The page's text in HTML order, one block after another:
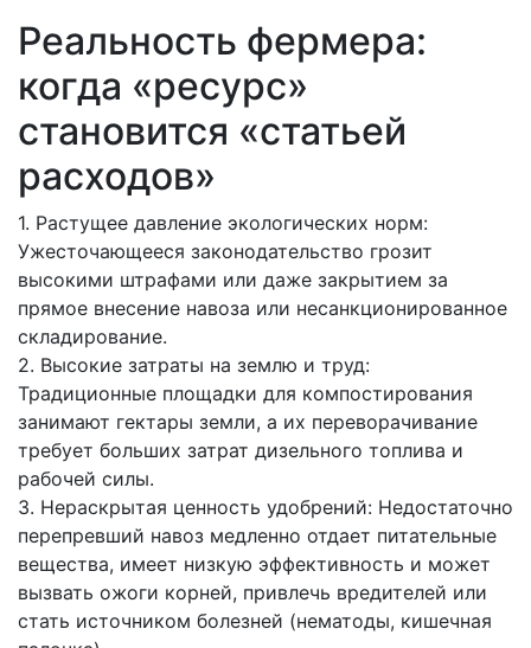
Реальность фермера:
когда «ресурс»
становится «статьей
расходов»
1. Растущее давление экологических норм:
Ужесточающееся законодательство грозит
высокими штрафами или даже закрытием за
прямое внесение навоза или несанкционированное
складирование.
2. Высокие затраты на землю и труд:
Традиционные площадки для компостирования
занимают гектары земли, а их переворачивание
требует больших затрат дизельного топлива и
рабочей силы.
3. Нераскрытая ценность удобрений: Недостаточно
перепревший навоз медленно отдает питательные
вещества, имеет низкую эффективность и может
вызвать ожоги корней, привлечь вредителей или
стать источником болезней (нематоды, кишечная